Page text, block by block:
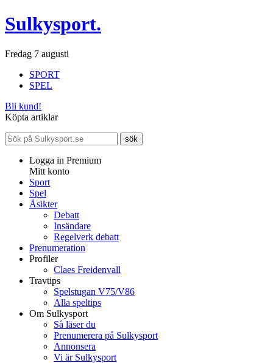
Sulkysport.
Fredag 7 augusti
SPORT
SPEL
Bli kund!
Köpta artiklar
Logga in Premium
Mitt konto
Sport
Spel
Åsikter
Debatt
Insändare
Regelverk debatt
Prenumeration
Profiler
Claes Freidenvall
Travtips
Spelstugan V75/V86
Alla speltips
Om Sulkysport
Så läser du
Prenumerera på Sulkysport
Annonsera
Vi är Sulkysport